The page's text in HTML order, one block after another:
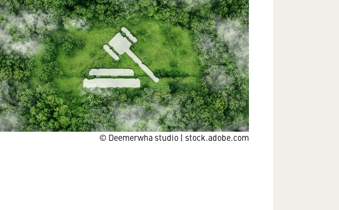
© Deemerwha studio | stock.adobe.com